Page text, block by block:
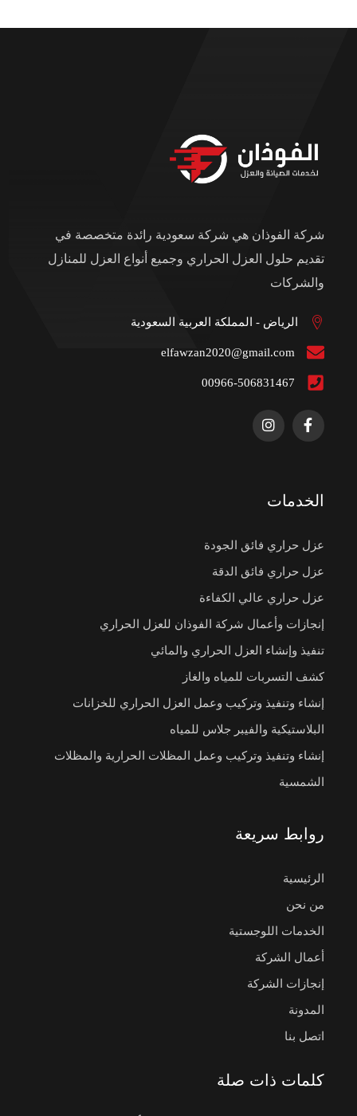
شركة الفوذان هي شركة سعودية رائدة متخصصة في
تقديم حلول العزل الحراري وجميع أنواع العزل للمنازل
والشركات
الرياض - المملكة العربية السعودية
elfawzan2020@gmail.com
00966-506831467
الخدمات
عزل حراري فائق الجودة
عزل حراري فائق الدقة
عزل حراري عالي الكفاءة
إنجازات وأعمال شركة الفوذان للعزل الحراري
تنفيذ وإنشاء العزل الحراري والمائي
كشف التسربات للمياه والغاز
إنشاء وتنفيذ وتركيب وعمل العزل الحراري للخزانات
البلاستيكية والفيبر جلاس للمياه
إنشاء وتنفيذ وتركيب وعمل المظلات الحرارية والمظلات
الشمسية
روابط سريعة
الرئيسية
من نحن
الخدمات اللوجستية
أعمال الشركة
إنجازات الشركة
المدونة
اتصل بنا
كلمات ذات صلة